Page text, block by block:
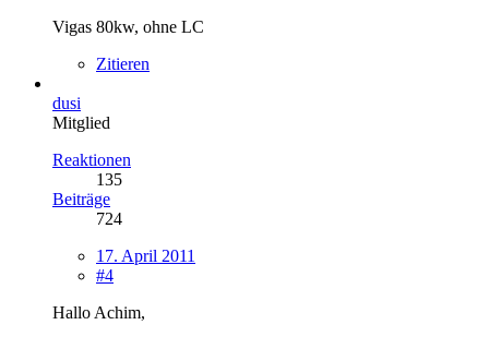
Vigas 80kw, ohne LC
Zitieren
dusi
Mitglied
Reaktionen
135
Beiträge
724
17. April 2011
#4
Hallo Achim,